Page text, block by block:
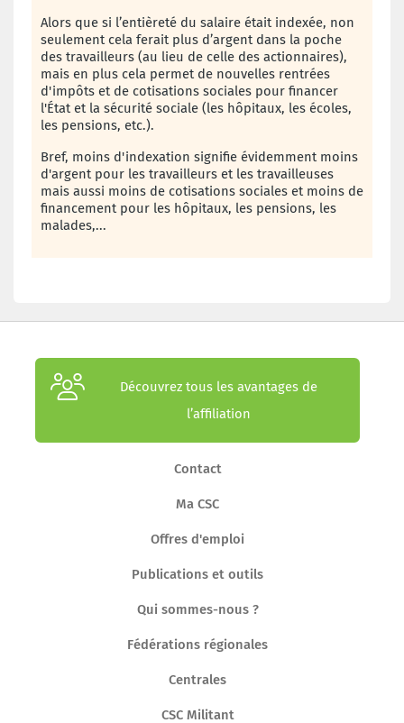
Alors que si l’entièreté du salaire était indexée, non
seulement cela ferait plus d’argent dans la poche
des travailleurs (au lieu de celle des actionnaires),
mais en plus cela permet de nouvelles rentrées
d'impôts et de cotisations sociales pour financer
l'État et la sécurité sociale (les hôpitaux, les écoles,
les pensions, etc.).
Bref, moins d'indexation signifie évidemment moins
d'argent pour les travailleurs et les travailleuses
mais aussi moins de cotisations sociales et moins de
financement pour les hôpitaux, les pensions, les
malades,...
Découvrez tous les avantages de
l’affiliation
Contact
Ma CSC
Offres d'emploi
Publications et outils
Qui sommes-nous ?
Fédérations régionales
Centrales
CSC Militant